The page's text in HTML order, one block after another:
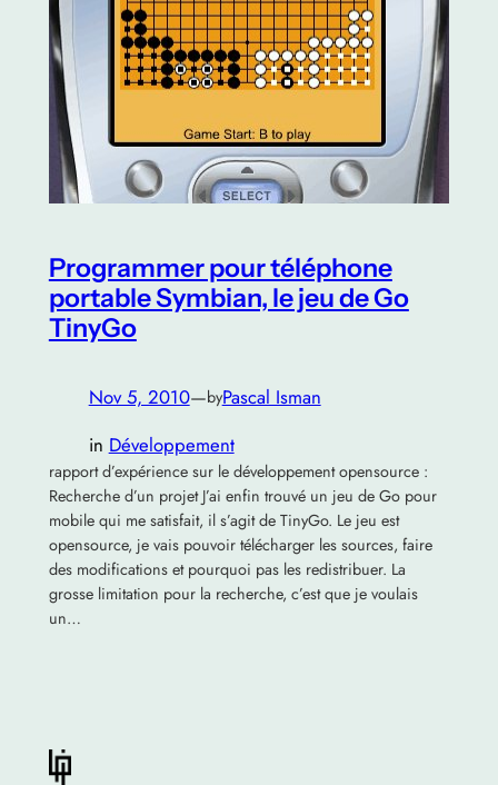
Programmer pour téléphone
portable Symbian, le jeu de Go
TinyGo
Nov 5, 2010—byPascal Isman
in Développement
rapport d’expérience sur le développement opensource :
Recherche d’un projet J’ai enfin trouvé un jeu de Go pour
mobile qui me satisfait, il s’agit de TinyGo. Le jeu est
opensource, je vais pouvoir télécharger les sources, faire
des modifications et pourquoi pas les redistribuer. La
grosse limitation pour la recherche, c’est que je voulais
un…